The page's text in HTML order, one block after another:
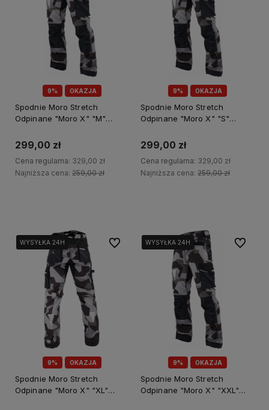
9% OKAZJA
Spodnie Moro Stretch
Odpinane "Moro X" "M"
299,00 zł
Cena regularna: 329,00 zł
Najniższa cena: 259,00 zł
9% OKAZJA
Spodnie Moro Stretch
Odpinane "Moro X" "S"
299,00 zł
Cena regularna: 329,00 zł
Najniższa cena: 259,00 zł
9% OKAZJA
WYSYŁKA 24H
WYSYŁKA 24H
WYSYŁKA 24H
Spodnie Moro Stretch
Odpinane "Moro X" "XL"
Do ulubionych
9% OKAZJA
WYSYŁKA 24H
WYSYŁKA 24H
WYSYŁKA 24H
Spodnie Moro Stretch
Odpinane "Moro X" "XXL"
Do